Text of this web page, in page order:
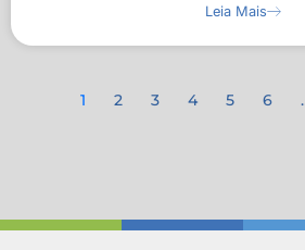
Leia Mais
1 2 3 4 5 6